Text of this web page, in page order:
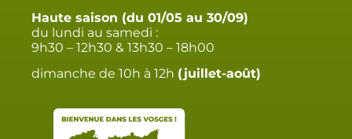
Haute saison (du 01/05 au 30/09)
du lundi au samedi :
9h30 – 12h30 & 13h30 – 18h00
dimanche de 10h à 12h (juillet-août)